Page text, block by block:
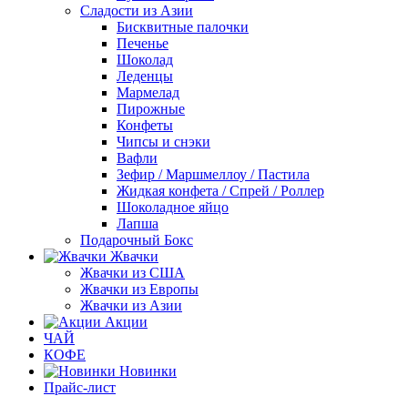
Сладости из Азии
Бисквитные палочки
Печенье
Шоколад
Леденцы
Мармелад
Пирожные
Конфеты
Чипсы и снэки
Вафли
Зефир / Маршмеллоу / Пастила
Жидкая конфета / Спрей / Роллер
Шоколадное яйцо
Лапша
Подарочный Бокс
Жвачки
Жвачки из США
Жвачки из Европы
Жвачки из Азии
Акции
ЧАЙ
КОФЕ
Новинки
Прайс-лист